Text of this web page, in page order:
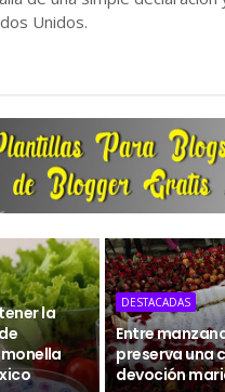
Unidos.
la
DESTACADAS
Entre
preserva una
devoción